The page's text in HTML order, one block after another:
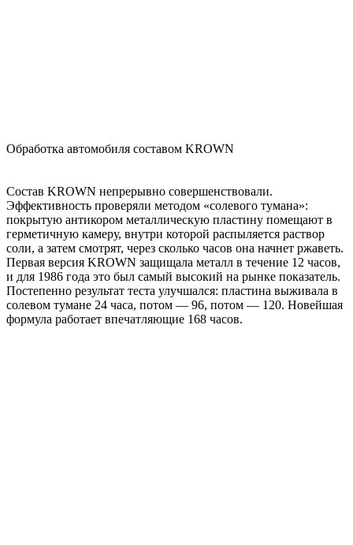
Обработка автомобиля составом KROWN
Состав KROWN непрерывно совершенствовали.
Эффективность проверяли методом «солевого тумана»:
покрытую антикором металлическую пластину помещают в
герметичную камеру, внутри которой распыляется раствор
соли, а затем смотрят, через сколько часов она начнет ржаветь.
Первая версия KROWN защищала металл в течение 12 часов,
и для 1986 года это был самый высокий на рынке показатель.
Постепенно результат теста улучшался: пластина выживала в
солевом тумане 24 часа, потом — 96, потом — 120. Новейшая
формула работает впечатляющие 168 часов.